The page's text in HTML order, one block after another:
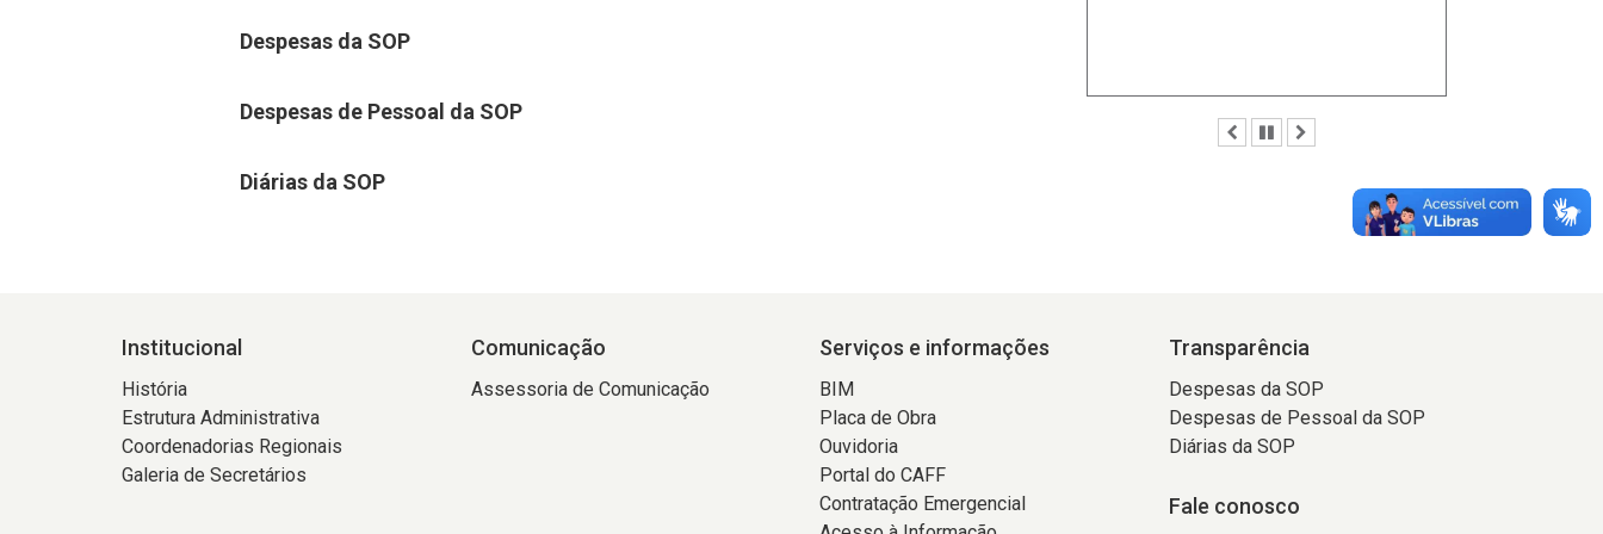
Despesas da SOP
Despesas de Pessoal da SOP
Diárias da SOP
AnteriorPausar
Institucional
História
Estrutura Administrativa
Coordenadorias Regionais
Galeria de Secretários
Comunicação
Assessoria de Comunicação
Serviços e informações
BIM
Placa de Obra
Ouvidoria
Portal do CAFF
Contratação Emergencial
Transparência
Despesas da SOP
Despesas de Pessoal da SOP
Diárias da SOP
Fale conosco